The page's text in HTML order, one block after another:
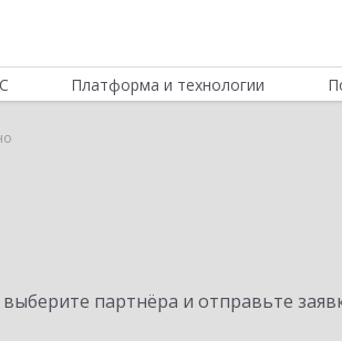
Платформа и технологии
партнёра и отправьте